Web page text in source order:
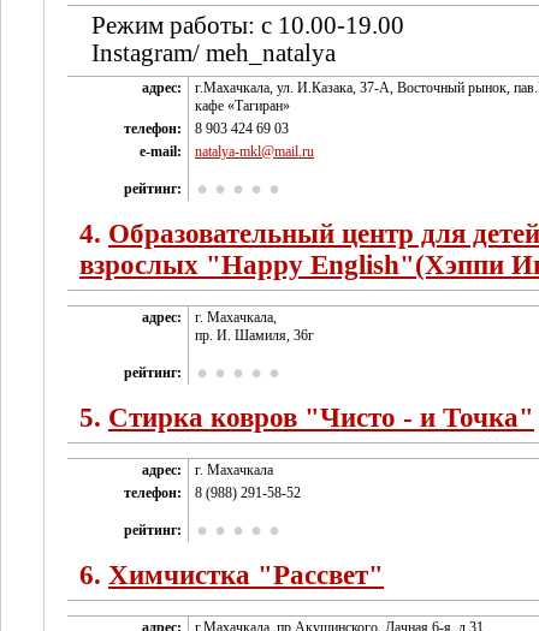
Режим работы: с 10.00-19.00
Instagram/ meh_natalya
адрес:
г.Махачкала, ул. И.Казака, 37-А, Восточный рынок,
кафе «Тагиран»
телефон:
8 903 424 69 03
e-mail:
natalya-mkl@mail.ru
рейтинг:
4. Образовательный центр для
взрослых "Happy English"(Хэппи
адрес:
г. Махачкала,
пр. И. Шамиля, 36г
рейтинг:
5. Стирка ковров "Чисто - и Точка"
адрес:
г. Махачкала
телефон:
8 (988) 291-58-52
рейтинг:
6. Химчистка "Рассвет"
адрес: г.Махачкала, пр.Акушинского, Дачная 6-я, д 31